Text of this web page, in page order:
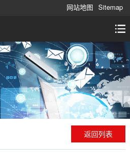
网站地图 Sitemap
返回列表